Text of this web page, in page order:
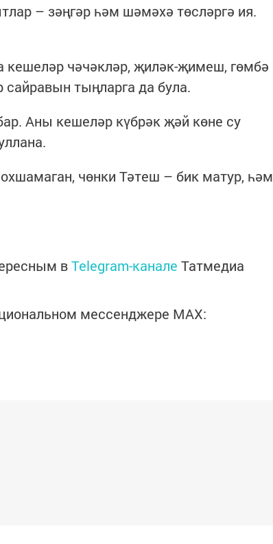
– зәңгәр һәм шәмәхә төсләргә ия.
кешеләр чәчәкләр, җиләк-җимеш, гөмбә
тыңларга да була.
Аны кешеләр күбрәк җәй көне су
чөнки Тәтеш – бик ­матур, һәм
вTelegram-канале Татмедиа
мессенджере MАХ: